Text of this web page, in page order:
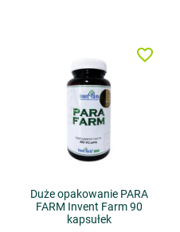
Duże opakowanie PARA
FARM Invent Farm 90
kapsułek
favorite_border